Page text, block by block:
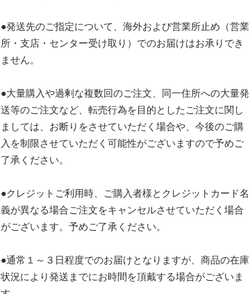
●発送先のご指定について、海外および営業所止め（営業
所・支店・センター受け取り）でのお届けはお承りでき
ません。
●大量購入や過剰な複数回のご注文、同一住所への大量発
送等のご注文など、転売行為を目的としたご注文に関し
ましては、お断りをさせていただく場合や、今後のご購
入を制限させていただく可能性がございますので予めご
了承ください。
●クレジットご利用時、ご購入者様とクレジットカード名
義が異なる場合ご注文をキャンセルさせていただく場合
がございます。予めご了承ください。
●通常１～３日程度でのお届けとなりますが、商品の在庫
状況により発送までにお時間を頂戴する場合がございま